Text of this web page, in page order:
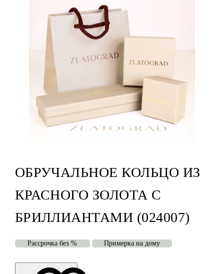
ОБРУЧАЛЬНОЕ КОЛЬЦО ИЗ
КРАСНОГО ЗОЛОТА С
БРИЛЛИАНТАМИ (024007)
Рассрочка без % Примерка на дому